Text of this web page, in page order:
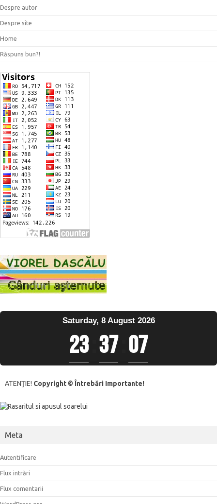
Despre autor
Despre site
Home
Răspuns bun?!
Saturday, 8 August 2026
23 37 07
ATENŢIE! Copyright © Întrebări Importante!
Meta
Autentificare
Flux intrări
Flux comentarii